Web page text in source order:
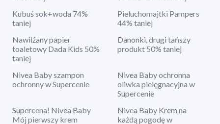
Kubuś sok+woda 74%
taniej
Pieluchomajtki Pampers
44% taniej
Nawilżany papier
toaletowy Dada Kids 50%
taniej
Danonki, drugi tańszy
produkt 50% taniej
Nivea Baby szampon
ochronny w Supercenie
Nivea Baby ochronna
oliwka pielęgnacyjna w
Supercenie
Supercena! Nivea Baby
Mój pierwszy krem
Nivea Baby Krem na
każdą pogodę w